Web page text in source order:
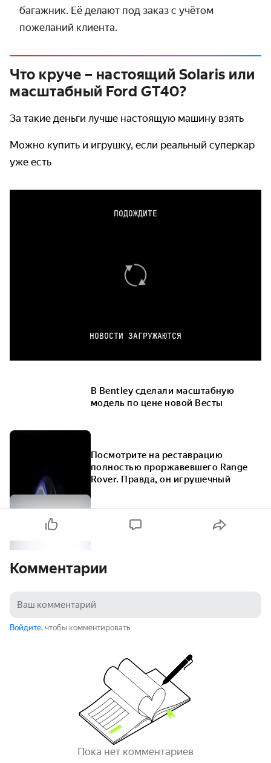
багажник. Её делают под заказ с учётом
пожеланий клиента.
Что круче – настоящий Solaris или
масштабный Ford GT40?
За такие деньги лучше настоящую машину взять
Можно купить и игрушку, если реальный суперкар
уже есть
ПОДОЖДИТЕ
НОВОСТИ ЗАГРУЖАЮТСЯ
В Bentley сделали масштабную
модель по цене новой Весты
Посмотрите на реставрацию
полностью проржавевшего Range
Rover. Правда, он игрушечный
Комментарии
Войдите, чтобы комментировать
Пока нет комментариев